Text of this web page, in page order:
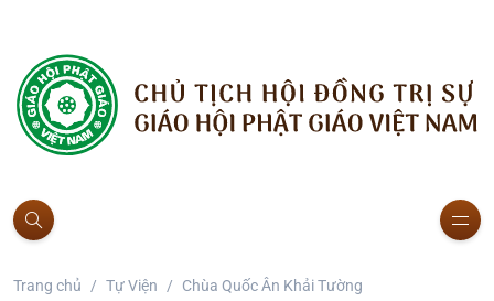
Trang chủ Tự Viện
Chùa Quốc Ân Khải Tường